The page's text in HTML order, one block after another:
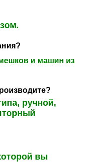
и машин из
ручной,
вы